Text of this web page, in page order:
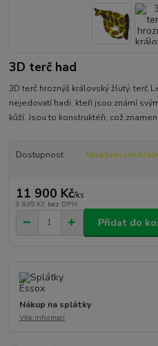
3D terč had
3D terč hroznýš královský žlutý, terč
nejedovatí hadi, kteří jsou známí
kůží. Jsou to konstruktéři, což
Dostupnost Skladem
11 900 Kč/ks
9 835 Kč bez DPH
Přidat do
Nákup na splátky
Více informací